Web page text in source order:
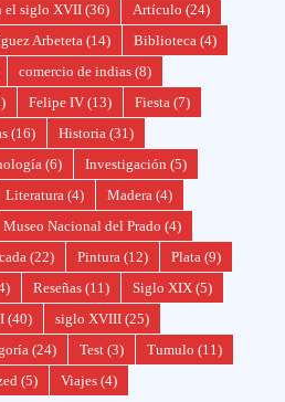
el siglo XVII(36) Artículo (24)
Arbeteta (14) Biblioteca (4)
comercio de indias (8)
Felipe IV (13) Fiesta (7)
(16) Historia (31)
(6) Investigación (5)
Literatura (4) Madera (4)
Museo Nacional del Prado (4)
(22) Pintura (12) Plata (9)
Reseñas (11) Siglo XIX (5)
(40) siglo XVIII (25)
(24) Test (3) Tumulo (11)
(5) Viajes (4)